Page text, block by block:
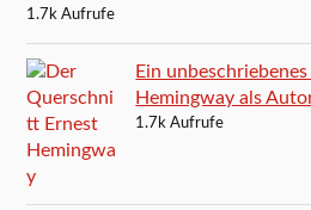
1.7k Aufrufe
Ein
Hemingway als
1.7k Aufrufe